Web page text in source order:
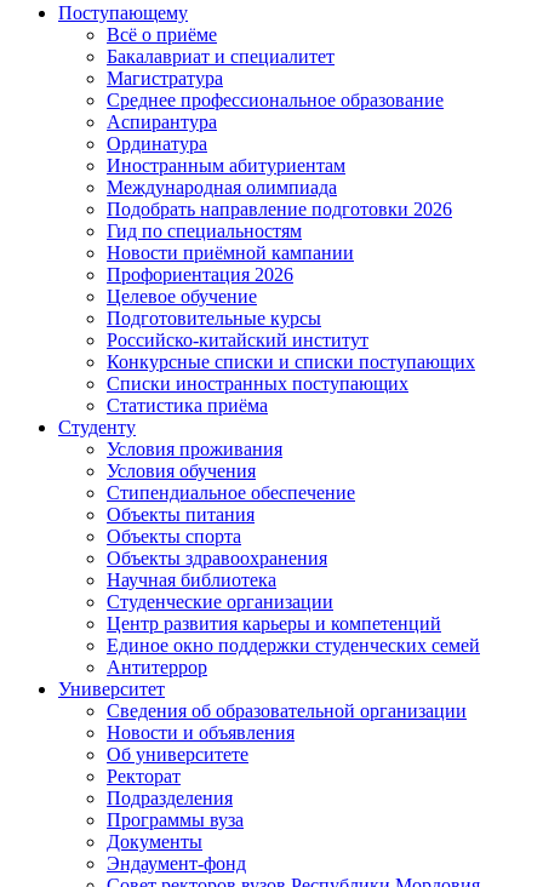
Поступающему
Всё о приёме
Бакалавриат и специалитет
Магистратура
Среднее профессиональное образование
Аспирантура
Ординатура
Иностранным абитуриентам
Международная олимпиада
Подобрать направление подготовки 2026
Гид по специальностям
Новости приёмной кампании
Профориентация 2026
Целевое обучение
Подготовительные курсы
Российско-китайский институт
Конкурсные списки и списки поступающих
Списки иностранных поступающих
Статистика приёма
Студенту
Условия проживания
Условия обучения
Стипендиальное обеспечение
Объекты питания
Объекты спорта
Объекты здравоохранения
Научная библиотека
Студенческие организации
Центр развития карьеры и компетенций
Единое окно поддержки студенческих семей
Антитеррор
Университет
Сведения об образовательной организации
Новости и объявления
Об университете
Ректорат
Подразделения
Программы вуза
Документы
Эндаумент-фонд